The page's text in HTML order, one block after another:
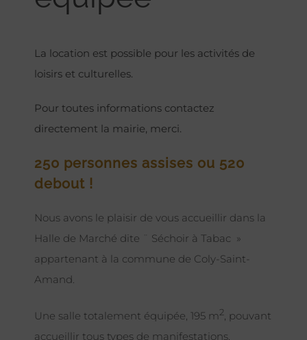
La location est possible pour les activités de
loisirs et culturelles.
Pour toutes informations contactez
directement la mairie, merci.
250 personnes assises ou 520
debout !
Nous avons le plaisir de vous accueillir dans la
Halle de Marché dite ¨ Séchoir à Tabac »
appartenant à la commune de Coly-Saint-
Amand.
Une salle totalement équipée, 195 m2, pouvant
accueillir tous types de manifestations,